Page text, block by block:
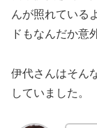
んが照れている
ドもなんだか意
伊代さんはそん
していました。